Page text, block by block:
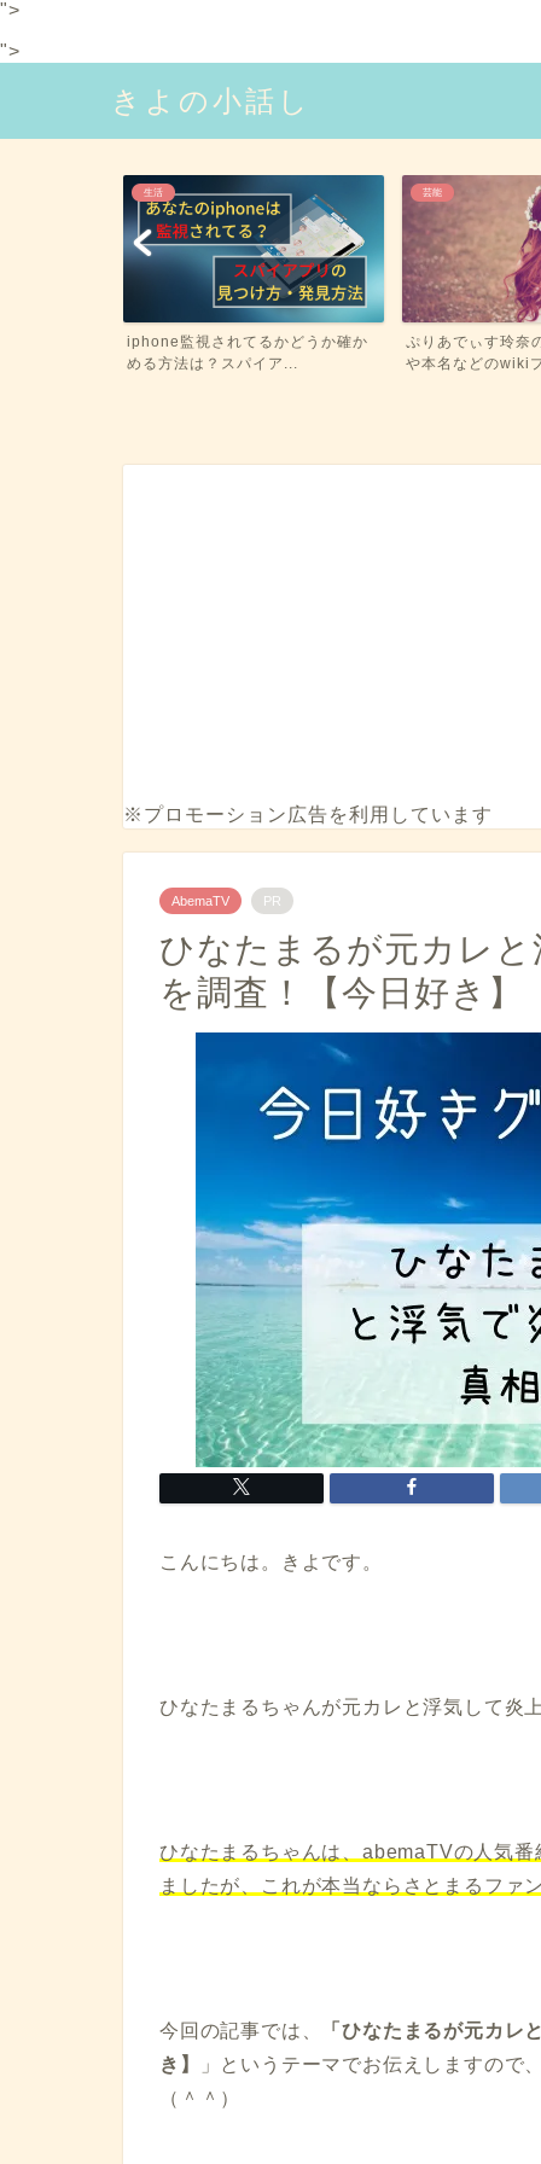
">
">
きよの小話し
生活
iphone監視されてるかどうか確か
める方法は？スパイア...
芸能
ぷりあでぃす玲奈
や本名などのwiki
※プロモーション広告を利用しています
AbemaTV PR
ひなたまるが元カレ
を調査！【今日好き】
こんにちは。きよです。
ひなたまるちゃんが元カレと浮気して炎
ひなたまるちゃんは、abemaTVの人気
ましたが、これが本当ならさとまるファ
今回の記事では、
「ひなたまるが元カレ
き】
」というテーマでお伝えしますので
（＾＾）